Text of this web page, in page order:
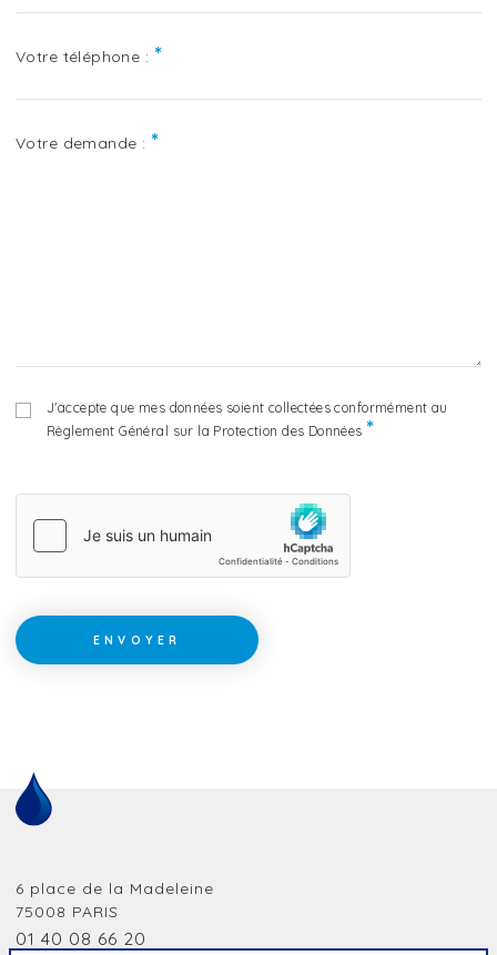
Votre téléphone : *
Votre demande : *
J'accepte que mes données soient collectées conformément au
Règlement Général sur la Protection des Données *
ENVOYER
6 place de la Madeleine
75008 PARIS
01 40 08 66 20